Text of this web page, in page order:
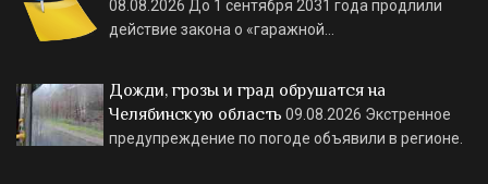
08.08.2026 До 1 сентября 2031 года продлили
действие закона о «гаражной…
Дожди, грозы и град обрушатся на
Челябинскую область 09.08.2026 Экстренное
предупреждение по погоде объявили в регионе.